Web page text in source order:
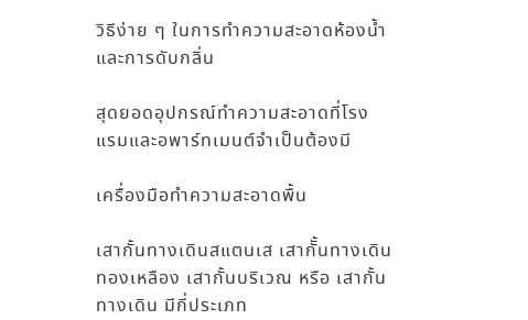
วิธีง่าย ๆ ในการทำความสะอาดห้องน้ำ
และการดับกลิ่น
สุดยอดอุปกรณ์ทำความสะอาดที่โรง
แรมและอพาร์ทเมนต์จำเป็นต้องมี
เครื่องมือทำความสะอาดพื้น
เสากั้นทางเดินสแตนเส เสากัั้นทางเดิน
ทองเหลือง เสากั้นบริเวณ หรือ เสากั้น
ทางเดิน มีกี่ประเภท